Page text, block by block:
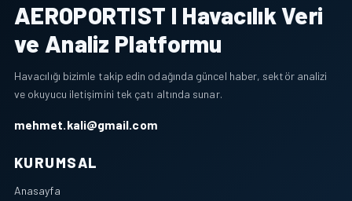
AEROPORTIST I Havacılık Veri
ve Analiz Platformu
Havacılığı bizimle takip edin odağında güncel haber, sektör analizi
ve okuyucu iletişimini tek çatı altında sunar.
mehmet.kali@gmail.com
KURUMSAL
Anasayfa